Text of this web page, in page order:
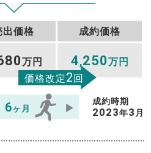
出価格 成約価格
万円 4,250万円
価格改定2回
6ヶ月
成約時期
2023年3 月